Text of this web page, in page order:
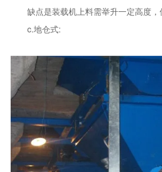
缺点是装载机上料需举升一定高度，
c.地仓式: